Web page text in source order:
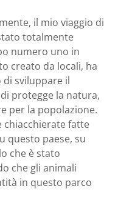
il mio viaggio di
totalmente
numero uno in
creato da locali, ha
sviluppare il
protegge la natura,
per la popolazione.
chiacchierate fatte
questo paese, su
che è stato
che gli animali
in questo parco